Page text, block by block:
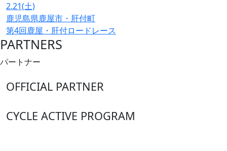
2.21(土)
鹿児島県鹿屋市・肝付町
第4回鹿屋・肝付ロードレース
PARTNERS
パートナー
OFFICIAL PARTNER
CYCLE ACTIVE PROGRAM